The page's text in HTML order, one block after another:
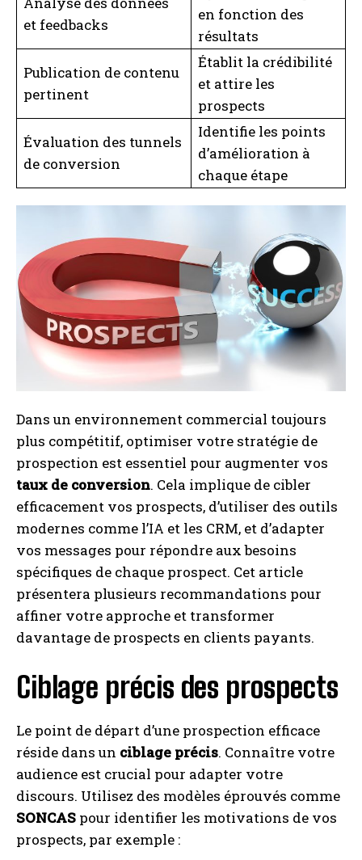
I WANT IN
I've read and accept the Privacy Policy
A LIRE : ▷ Up&Co’m Certification : découvrez la
communication
et feedbacks
en fonction des
résultats
Publication de contenu
pertinent
Établit la crédibilité
et attire les
prospects
Évaluation des tunnels
de conversion
Identifie les points
d’amélioration à
chaque étape
Dans un environnement commercial toujours
plus compétitif, optimiser votre stratégie de
prospection est essentiel pour augmenter vos
taux de conversion. Cela implique de cibler
efficacement vos prospects, d’utiliser des outils
modernes comme l’IA et les CRM, et d’adapter
vos messages pour répondre aux besoins
spécifiques de chaque prospect. Cet article
présentera plusieurs recommandations pour
affiner votre approche et transformer
davantage de prospects en clients payants.
Ciblage précis des prospects
Le point de départ d’une prospection efficace
réside dans un ciblage précis. Connaître votre
audience est crucial pour adapter votre
discours. Utilisez des modèles éprouvés comme
SONCAS pour identifier les motivations de vos
prospects, par exemple :